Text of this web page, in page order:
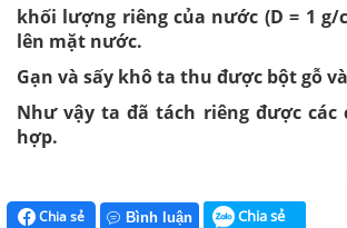
khối lượng riêng của nước (D = 1 g/
lên mặt nước.
Gạn và sấy khô ta thu được bột gỗ
Như vậy ta đã tách riêng được các
hợp.
Chia sẻ Bình luận Chia sẻ